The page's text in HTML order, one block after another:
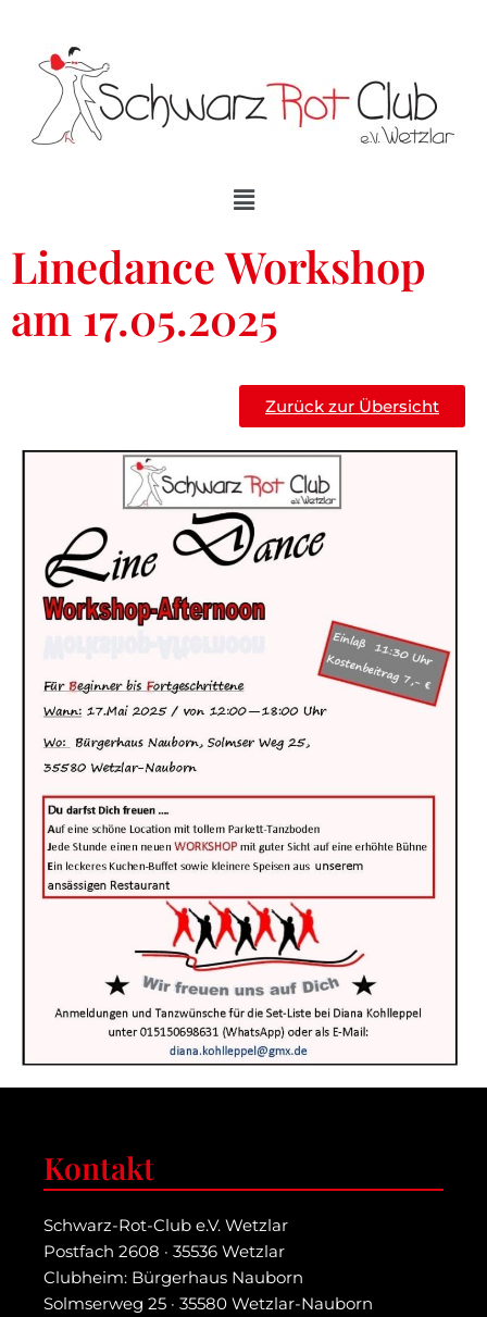
Linedance Workshop
am 17.05.2025
Zurück zur Übersicht
Kontakt
Schwarz-Rot-Club e.V. Wetzlar
Postfach 2608 · 35536 Wetzlar
Clubheim: Bürgerhaus Nauborn
Solmserweg 25 · 35580 Wetzlar-Nauborn